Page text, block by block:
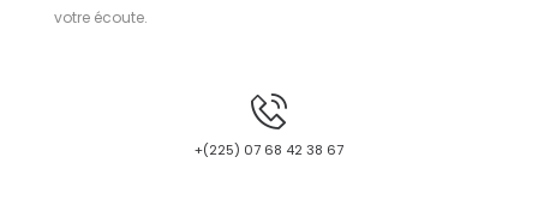
votre écoute.
+(225) 07 68 42 38 67